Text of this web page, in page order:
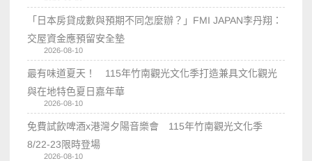
「日本房貸成數與預期不同怎麼辦？」FMI JAPAN李丹翔：
交屋資金應預留安全墊
2026-08-10
最有味道夏天！ 115年竹南觀光文化季打造兼具文化觀光
與在地特色夏日嘉年華
2026-08-10
免費試飲啤酒x港灣夕陽音樂會 115年竹南觀光文化季
8/22-23限時登場
2026-08-10